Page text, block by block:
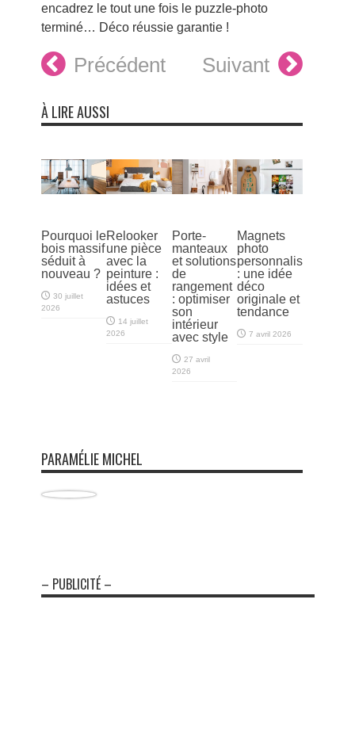
encadrez le tout une fois le puzzle-photo
terminé… Déco réussie garantie !
Précédent Suivant
À LIRE AUSSI
Pourquoi le
bois massif
séduit à
nouveau ?
30 juillet
2026
Relooker
une pièce
avec la
peinture :
idées et
astuces
14 juillet
2026
Porte-
manteaux
et solutions
de
rangement
: optimiser
son
intérieur
avec style
27 avril
2026
Magnets
photo
personnalisés
: une idée
déco
originale et
tendance
7 avril 2026
PARAMÉLIE MICHEL
– PUBLICITÉ –